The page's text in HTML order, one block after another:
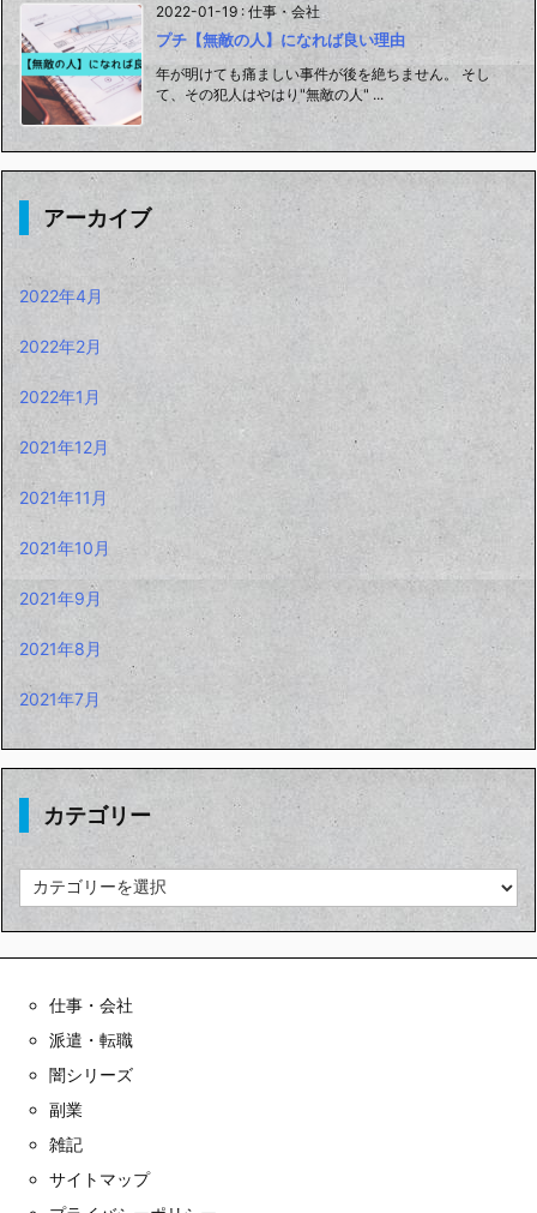
2022-01-19 : 仕事・会社
プチ【無敵の人】になれば良い理由
年が明けても痛ましい事件が後を絶ちません。 そし
て、その犯人はやはり"無敵の人" ...
アーカイブ
2022年4月
2022年2月
2022年1月
2021年12月
2021年11月
2021年10月
2021年9月
2021年8月
2021年7月
カテゴリー
テ
仕事・会社
派遣・転職
闇シリーズ
副業
雑記
サイトマップ